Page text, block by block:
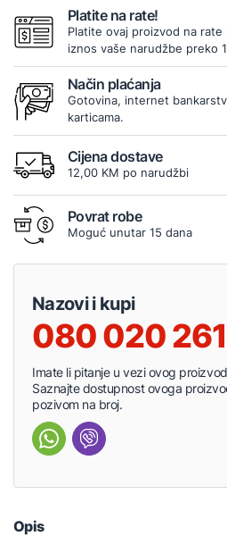
Platite na rate!
Platite ovaj proizvod na
iznos vaše narudžbe preko
Način plaćanja
Gotovina, internet
karticama.
Cijena dostave
12,00 KM po narudžbi
Povrat robe
Moguć unutar 15 dana
Nazovi i kupi
080 020 261
Imate li pitanje u vezi ovog
Saznajte dostupnost ovoga
pozivom na broj.
Opis